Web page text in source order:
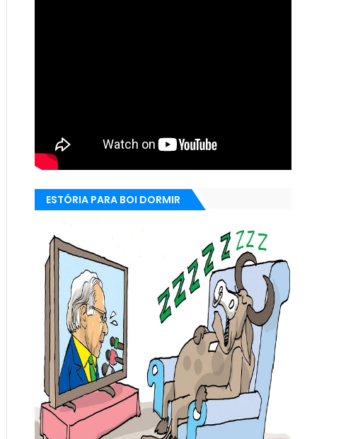
ESTÓRIA PARA BOI DORMIR